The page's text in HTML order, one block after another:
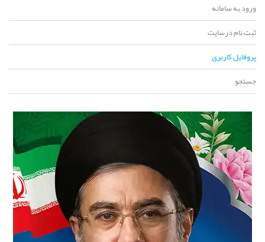
ورود به سامانه
ثبت نام درسایت
پروفایل کاربری
جستجو